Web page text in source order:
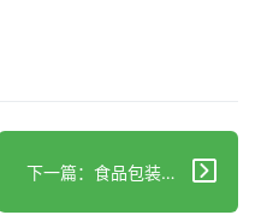
下一篇：食品包装竟是饮食微塑料主源，快行动减少危害！